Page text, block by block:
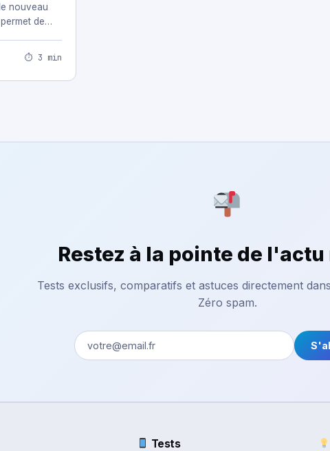
nouveau
de…
⏱ 3 min
Restez à la pointe de
Tests exclusifs, comparatifs et astuces directement
Zéro spam.
Tests